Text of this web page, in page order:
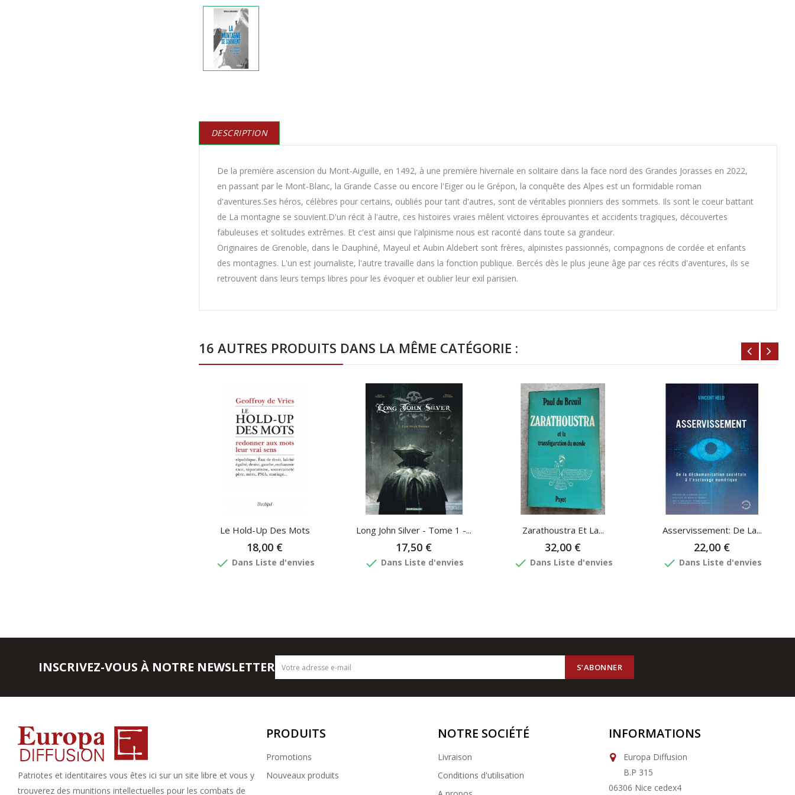
DESCRIPTION
De la première ascension du Mont-Aiguille, en 1492, à une première hivernale en solitaire dans la face nord des Grandes Jorasses en 2022,
en passant par le Mont-Blanc, la Grande Casse ou encore l'Eiger ou le Grépon, la conquête des Alpes est un formidable roman
d'aventures.Ses héros, célèbres pour certains, oubliés pour tant d'autres, sont de véritables pionniers des sommets. Ils sont le coeur battant
de La montagne se souvient.D'un récit à l'autre, ces histoires vraies mêlent victoires éprouvantes et accidents tragiques, découvertes
fabuleuses et solitudes extrêmes. Et c'est ainsi que l'alpinisme nous est raconté dans toute sa grandeur.
Originaires de Grenoble, dans le Dauphiné, Mayeul et Aubin Aldebertsont frères, alpinistes passionnés, compagnons de cordée et enfants
des montagnes. L'un est journaliste, l'autre travaille dans la fonction publique. Bercés dès le plus jeune âge par ces récits d'aventures, ils se
retrouvent dans leurs temps libres pour les évoquer et oublier leur exil parisien.
16 AUTRES PRODUITS DANS LA MÊME CATÉGORIE :
Le Hold-Up Des Mots
18,00 €
done Dans Liste d'envies
Long John Silver - Tome 1 -...
17,50 €
done Dans Liste d'envies
Zarathoustra Et La...
32,00 €
done Dans Liste d'envies
Asservissement: De La...
22,00 €
done Dans Liste d'envies
INSCRIVEZ-VOUS À NOTRE NEWSLETTER
Patriotes et identitaires vous êtes ici sur un site libre et vous y
trouverez des munitions intellectuelles pour les combats de
PRODUITS
Promotions
Nouveaux produits
NOTRE SOCIÉTÉ
Livraison
Conditions d'utilisation
INFORMATIONS
Europa Diffusion
B.P 315
06306 Nice cedex4